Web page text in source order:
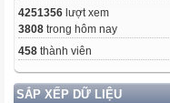
4251356 lượt xem
3808 trong hôm nay
458 thành viên
SẮP XẾP DỮ LIỆU